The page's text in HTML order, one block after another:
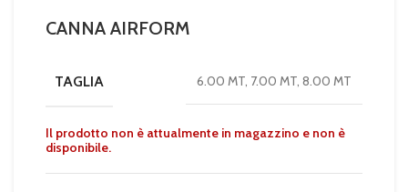
CANNA AIRFORM
TAGLIA 6.00 MT, 7.00 MT, 8.00 MT
Il prodotto non è attualmente in magazzino e non è
disponibile.